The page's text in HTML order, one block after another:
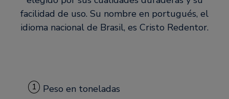
facilidad de uso. Su nombre en portugués, el
idioma nacional de Brasil, es Cristo Redentor.
1 Peso en toneladas